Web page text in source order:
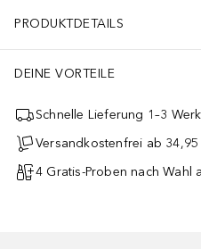
PRODUKTDETAILS
DEINE VORTEILE
Schnelle Lieferung 1–3
Versandkostenfrei ab 34,95
4 Gratis-Proben nach Wahl